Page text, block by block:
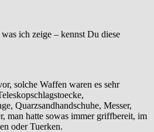
ich zeige – kennst Du diese
solche Waffen waren es sehr
Quarzsandhandschuhe, Messer,
man hatte sowas immer griffbereit, im
oder Tuerken.